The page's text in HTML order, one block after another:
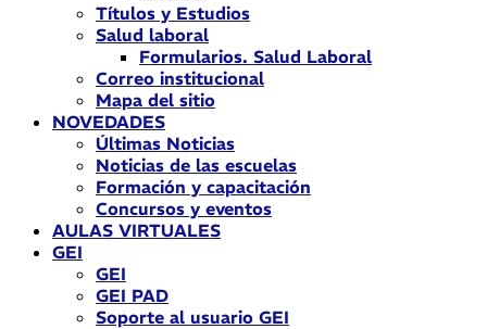
Títulos y Estudios
Salud laboral
Formularios. Salud Laboral
Correo institucional
Mapa del sitio
NOVEDADES
Últimas Noticias
Noticias de las escuelas
Formación y capacitación
Concursos y eventos
AULAS VIRTUALES
GEI
GEI
GEI PAD
Soporte al usuario GEI